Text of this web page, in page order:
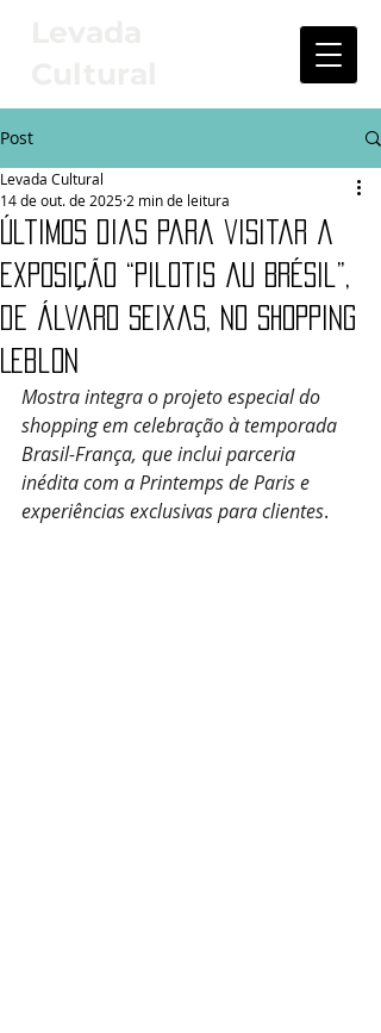
Post
Últimos dias para visitar a
exposição “Pilotis au Brésil”,
de Álvaro Seixas, no Shopping
Leblon
Levada Cultural
14 de out. de 2025 2 min de leitura
Mostra integra o projeto especial do
shopping em celebração à temporada
Brasil-França, que inclui parceria
inédita com a Printemps de Paris e
experiências exclusivas para clientes.